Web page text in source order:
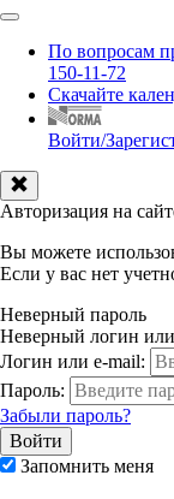
По вопросам
150-11-72
Скачайте
Войти/
Авторизация на
Вы можете
Если у вас нет
Неверный пароль
Неверный логин
Логин или e-mail:
Пароль:
Забыли пароль?
Запомнить меня